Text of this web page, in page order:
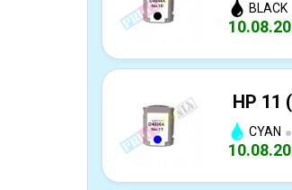
BLACK
HP 11
CYAN